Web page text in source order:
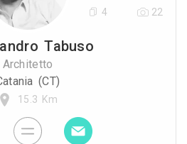
Tabuso
Architetto
(CT)
15.3 Km
4 22